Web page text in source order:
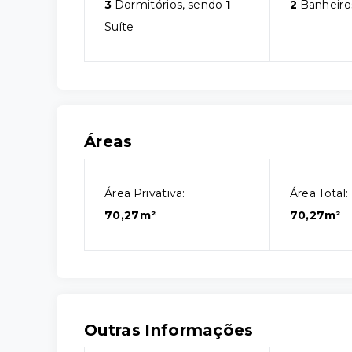
3 Dormitórios, sendo 1
Suíte
2
Áreas
Área Privativa:
70,27m²
Área Total:
70,27m²
Outras Informações